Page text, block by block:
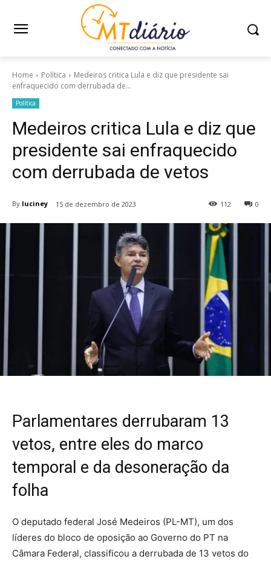
Home Política
Medeiros critica Lula e diz que presidente sai
enfraquecido com derrubada de...
Política
Medeiros critica Lula e diz que
presidente sai enfraquecido
com derrubada de vetos
By luciney 15 de dezembro de 2023 0
112
Parlamentares derrubaram 13
vetos, entre eles do marco
temporal e da desoneração da
folha
O deputado federal José Medeiros (PL-MT), um dos
líderes do bloco de oposição ao Governo do PT na
Câmara Federal, classificou a derrubada de 13 vetos do